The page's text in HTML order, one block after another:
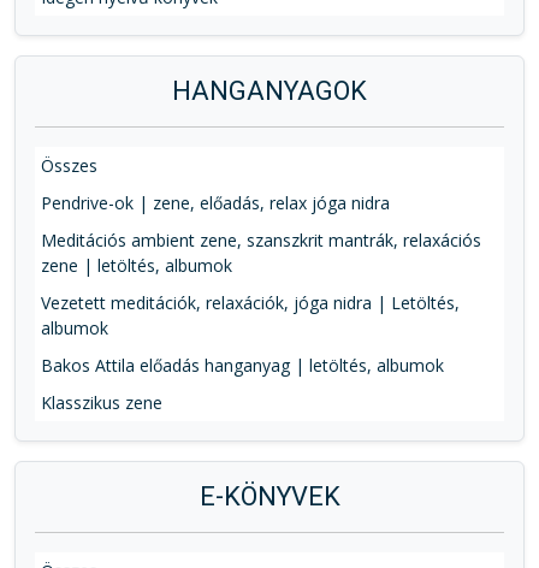
HANGANYAGOK
Összes
Pendrive-ok | zene, előadás, relax jóga nidra
Meditációs ambient zene, szanszkrit mantrák, relaxációs
zene | letöltés, albumok
Vezetett meditációk, relaxációk, jóga nidra | Letöltés,
albumok
Bakos Attila előadás hanganyag | letöltés, albumok
Klasszikus zene
E-KÖNYVEK